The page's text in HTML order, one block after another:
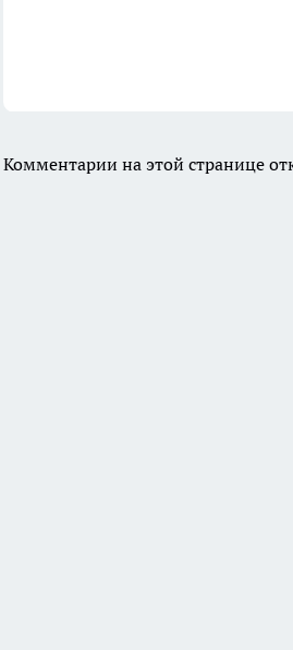
Комментарии на этой странице